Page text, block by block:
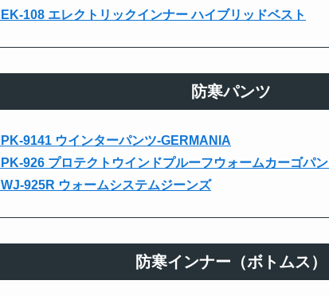
EK-108 エレクトリックインナー ハイブリッドベスト
防寒パンツ
PK-9141 ウインターパンツ-GERMANIA
PK-926 プロテクトウインドプルーフウォームカーゴパ
WJ-925R ウォームシステムジーンズ
防寒インナー（ボトムス）